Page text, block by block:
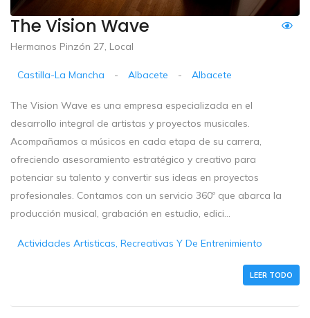
The Vision Wave
Hermanos Pinzón 27, Local
Castilla-La Mancha - Albacete - Albacete
The Vision Wave es una empresa especializada en el
desarrollo integral de artistas y proyectos musicales.
Acompañamos a músicos en cada etapa de su carrera,
ofreciendo asesoramiento estratégico y creativo para
potenciar su talento y convertir sus ideas en proyectos
profesionales. Contamos con un servicio 360º que abarca la
producción musical, grabación en estudio, edici...
Actividades Artisticas, Recreativas Y De Entrenimiento
LEER TODO